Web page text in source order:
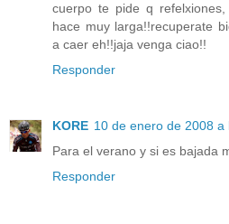
cuerpo te pide q
hace muy larga!!recuperate
a caer eh!!jaja venga ciao!!
Responder
KORE 10 de enero de 2008 a
Para el verano y si es bajada
Responder